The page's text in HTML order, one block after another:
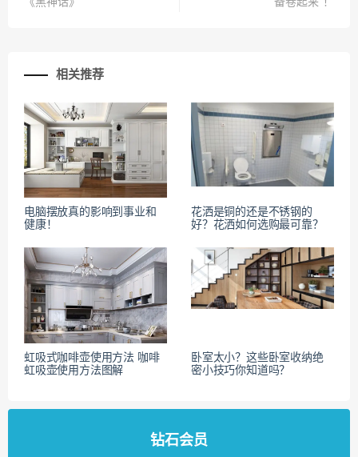
《黑神话》
备卷起来”！
相关推荐
电脑摆放真的影响到事业和
健康！
花洒是铜的还是不锈钢的
好？花洒如何选购最可靠？
虹吸式咖啡壶使用方法 咖啡
虹吸壶使用方法图解
卧室太小？这些卧室收纳绝
密小技巧你知道吗？
钻石会员